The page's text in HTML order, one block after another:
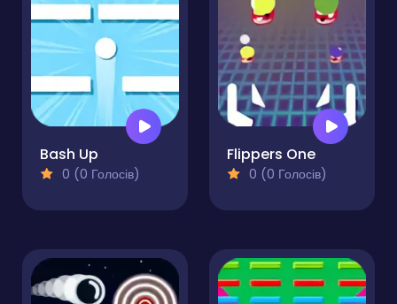
Bash Up
0 (0 Голосів)
Flippers One
0 (0 Голосів)